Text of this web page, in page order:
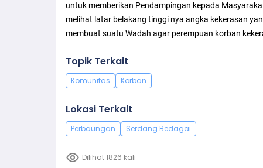
untuk memberikan Pendampingan kepada
melihat latar belakang tinggi nya angka kekerasan
membuat suatu Wadah agar perempuan korban
Topik Terkait
Komunitas Korban
Lokasi Terkait
Perbaungan Serdang Bedagai
Dilihat 1826 kali